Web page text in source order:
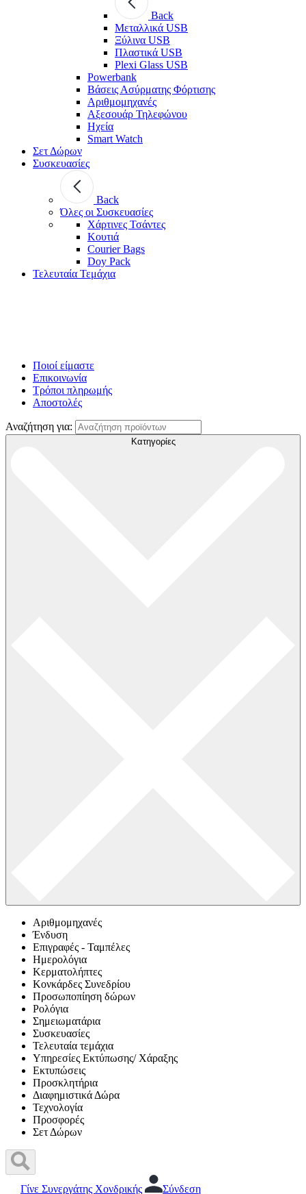
Back
Μεταλλικά USB
Ξύλινα USB
Πλαστικά USB
Plexi Glass USB
Powerbank
Βάσεις Ασύρματης Φόρτισης
Αριθμομηχανές
Αξεσουάρ Τηλεφώνου
Ηχεία
Smart Watch
Σετ Δώρων
Συσκευασίες
Back
Όλες οι Συσκευασίες
Χάρτινες Τσάντες
Κουτιά
Courier Bags
Doy Pack
Τελευταία Τεμάχια
Ποιοί είμαστε
Επικοινωνία
Τρόποι πληρωμής
Αποστολές
Αναζήτηση για:
Κατηγορίες
Αριθμομηχανές
Ένδυση
Επιγραφές - Ταμπέλες
Ημερολόγια
Κερματολήπτες
Κονκάρδες Συνεδρίου
Προσωποπίηση δώρων
Ρολόγια
Σημειωματάρια
Συσκευασίες
Τελευταία τεμάχια
Υπηρεσίες Εκτύπωσης/ Χάραξης
Εκτυπώσεις
Προσκλητήρια
Διαφημιστικά Δώρα
Τεχνολογία
Προσφορές
Σετ Δώρων
Γίνε Συνεργάτης Χονδρικής Σύνδεση